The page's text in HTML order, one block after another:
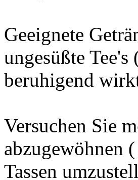
Geeignete
ungesüßte
beruhigend
Versuchen Sie
abzugewöhnen
Tassen